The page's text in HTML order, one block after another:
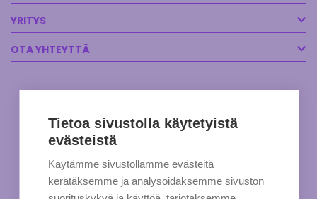
YRITYS
OTA YHTEYTTÄ
Tietoa sivustolla käytetyistä
evästeistä
Käytämme sivustollamme evästeitä
kerätäksemme ja analysoidaksemme sivuston